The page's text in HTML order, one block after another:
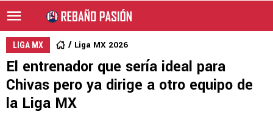
LIGA MX Liga MX 2026
El entrenador que sería ideal para
Chivas pero ya dirige a otro equipo de
la Liga MX